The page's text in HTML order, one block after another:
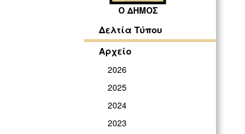
Ο ΔΗΜΟΣ
Δελτία Τύπου
Αρχείο
2026
2025
2024
2023